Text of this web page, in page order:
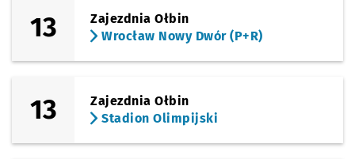
13
Zajezdnia Ołbin
Wrocław Nowy Dwór (P+R)
13
Zajezdnia Ołbin
Stadion Olimpijski